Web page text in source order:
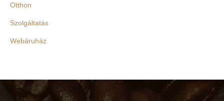
Otthon
Szolgáltatás
Webáruház